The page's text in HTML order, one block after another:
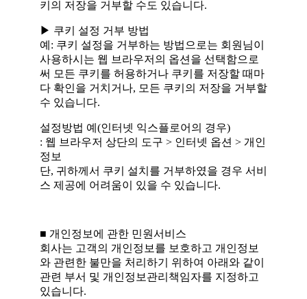
키의 저장을 거부할 수도 있습니다.
▶ 쿠키 설정 거부 방법
예: 쿠키 설정을 거부하는 방법으로는 회원님이
사용하시는 웹 브라우저의 옵션을 선택함으로
써 모든 쿠키를 허용하거나 쿠키를 저장할 때마
다 확인을 거치거나, 모든 쿠키의 저장을 거부할
수 있습니다.
설정방법 예(인터넷 익스플로어의 경우)
: 웹 브라우저 상단의 도구 > 인터넷 옵션 > 개인
정보
단, 귀하께서 쿠키 설치를 거부하였을 경우 서비
스 제공에 어려움이 있을 수 있습니다.
■ 개인정보에 관한 민원서비스
회사는 고객의 개인정보를 보호하고 개인정보
와 관련한 불만을 처리하기 위하여 아래와 같이
관련 부서 및 개인정보관리책임자를 지정하고
있습니다.